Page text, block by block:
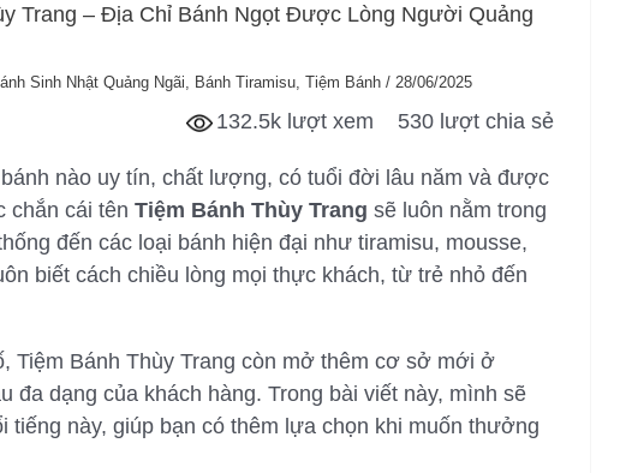
Trang – Địa Chỉ Bánh Ngọt Được Lòng Người Quảng
Sinh Nhật Quảng Ngãi, Bánh Tiramisu, Tiệm Bánh / 28/06/2025
132.5k lượt xem 530 lượt chia sẻ
nào uy tín, chất lượng, có tuổi đời lâu năm và được
chắn cái tên Tiệm Bánh Thùy Trang sẽ luôn nằm trong
đến các loại bánh hiện đại như tiramisu, mousse,
biết cách chiều lòng mọi thực khách, từ trẻ nhỏ đến
Tiệm Bánh Thùy Trang còn mở thêm cơ sở mới ở
đa dạng của khách hàng. Trong bài viết này, mình sẽ
tiếng này, giúp bạn có thêm lựa chọn khi muốn thưởng